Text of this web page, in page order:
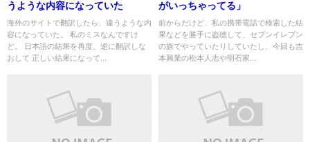
うような内容になっていた
海外のサイトで翻訳したら、違うような内
容になっていた。 私のミスなんですけ
ど。 日本語の結果を再度、逆に翻訳しな
おして 正しい結果になって...
がいっちゃってる」
前からだけど、私の携帯電話で検索した結
果などを勝手に盗聴して、セブンイレブン
の旗でやっていたりしていたし、今回も吉
本興業の松本人志や明石家...